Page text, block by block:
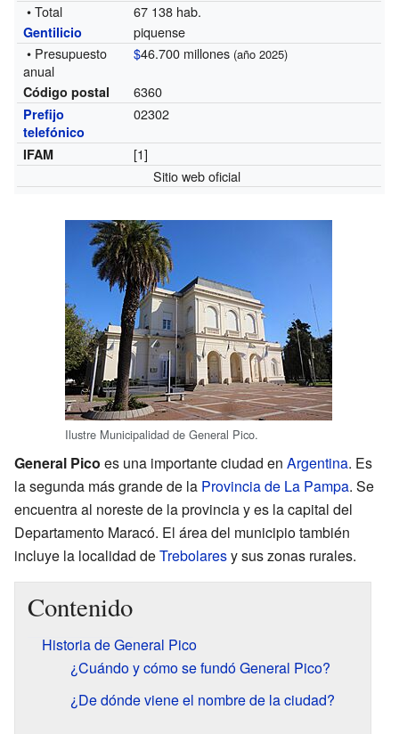
• Total
67 138 hab.
Gentilicio
piquense
• Presupuesto
anual
$46.700 millones (año 2025)
Código postal 6360
Prefijo
telefónico
02302
IFAM
[1]
Sitio web oficial
Ilustre Municipalidad de General Pico.
General Pico es una importante ciudad en Argentina. Es
la segunda más grande de la Provincia de La Pampa. Se
encuentra al noreste de la provincia y es la capital del
Departamento Maracó. El área del municipio también
incluye la localidad deTrebolaresy sus zonas rurales.
Contenido
Historia de General Pico
¿Cuándo y cómo se fundó General Pico?
¿De dónde viene el nombre de la ciudad?